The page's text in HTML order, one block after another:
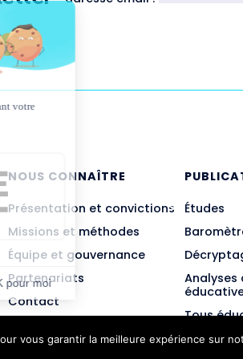
NOUS CONNAÎTRE
Présentation et convictions
Missions et méthodes
Équipe et gouvernance
Partenariats
Contact
Études
Tous
vous garantir la meilleure expérience sur